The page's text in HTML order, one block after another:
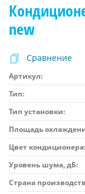
new
Сравнение
Артикул:
Тип:
Тип установки:
Площадь
Цвет кондиционера:
Уровень шума, дБ:
Страна